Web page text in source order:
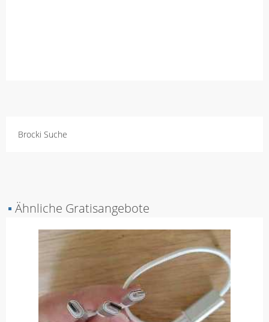
Brocki Suche
▪ Ähnliche Gratisangebote